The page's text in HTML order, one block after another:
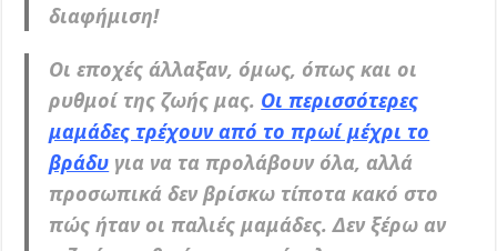
διαφήμιση!
Οι εποχές άλλαξαν, όμως, όπως και οι
ρυθμοί της ζωής μας. Οι περισσότερες
μαμάδες τρέχουν από το πρωί μέχρι το
βράδυ για να τα προλάβουν όλα, αλλά
προσωπικά δεν βρίσκω τίποτα κακό στο
πώς ήταν οι παλιές μαμάδες. Δεν ξέρω αν